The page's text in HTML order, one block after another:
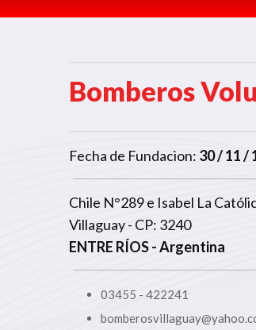
Bomberos
Fecha de Fundacion: 30 / 11 /
Chile N°289 e Isabel La
Villaguay - CP: 3240
ENTRE RÍOS- Argentina
03455 - 422241